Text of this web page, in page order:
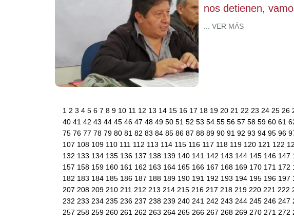
nos detienen,
... VER MÁS
1 2 3 4 5 6 7 8 9 10 11 12 13 14 15 16 17 18 19 20 21 22 23 24 25 26
40 41 42 43 44 45 46 47 48 49 50 51 52 53 54 55 56 57 58 59 60 61
75 76 77 78 79 80 81 82 83 84 85 86 87 88 89 90 91 92 93 94 95 96
107 108 109 110 111 112 113 114 115 116 117 118 119 120 121 122
132 133 134 135 136 137 138 139 140 141 142 143 144 145 146 147
157 158 159 160 161 162 163 164 165 166 167 168 169 170 171 172
182 183 184 185 186 187 188 189 190 191 192 193 194 195 196 197
207 208 209 210 211 212 213 214 215 216 217 218 219 220 221 222
232 233 234 235 236 237 238 239 240 241 242 243 244 245 246 247
257 258 259 260 261 262 263 264 265 266 267 268 269 270 271 272